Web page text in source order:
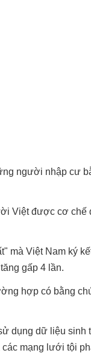
người nhập cư
Việt được cơ chế
mà Việt Nam ký
gấp 4 lần.
hợp có bằng
dụng dữ liệu sinh
mạng lưới tội